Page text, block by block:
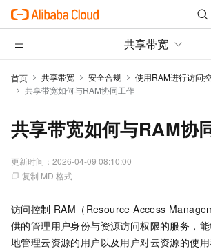
共享带宽
首页 共享带宽 安全合规
使用RAM进行访问
共享带宽如何与RAM协同工作
共享带宽如何与RAM协
更新时间： 2026-04-09 08:10:00
复制 MD 格式
访问控制 RAM（Resource Access
供的管理用户身份与资源访问权限的服务，
地管理云资源的用户以及用户对云资源的使用